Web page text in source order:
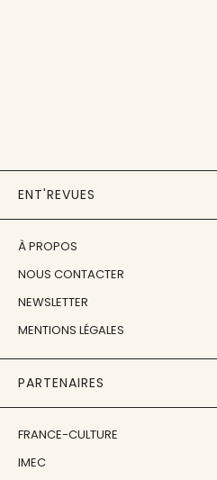
ENT'REVUES
À PROPOS
NOUS CONTACTER
NEWSLETTER
MENTIONS LÉGALES
PARTENAIRES
FRANCE-CULTURE
IMEC